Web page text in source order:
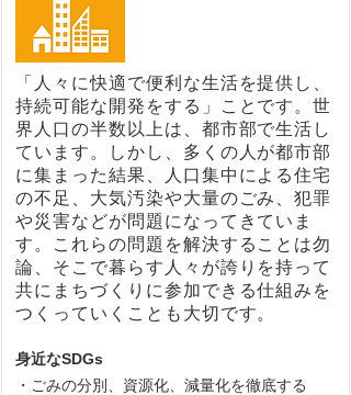
「人々に快適で便利な生活を提供し、
持続可能な開発をする」ことです。世
界人口の半数以上は、都市部で生活し
ています。しかし、多くの人が都市部
に集まった結果、人口集中による住宅
の不足、大気汚染や大量のごみ、犯罪
や災害などが問題になってきていま
す。これらの問題を解決することは勿
論、そこで暮らす人々が誇りを持って
共にまちづくりに参加できる仕組みを
つくっていくことも大切です。
身近なSDGs
・ごみの分別、資源化、減量化を徹底する